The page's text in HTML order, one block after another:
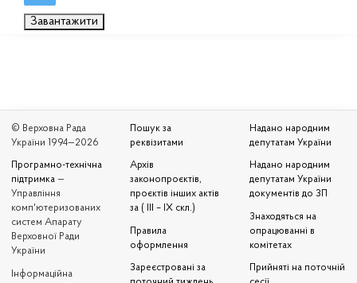
Завантажити
© Верховна Рада
України 1994—2026
Програмно-технічна
підтримка —
Управління
комп'ютеризованих
систем Апарату
Верховної Ради
України
Iнформаційна
Пошук за
реквізитами
Архів
законопроєктів,
проєктів інших актів
за ( III – IX скл.)
Правила
оформлення
Зареєстровані за
Надано народним
депутатам України
Надано народним
депутатам України
документів до ЗП
Знаходяться на
опрацюванні в
комітетах
Прийняті на поточній